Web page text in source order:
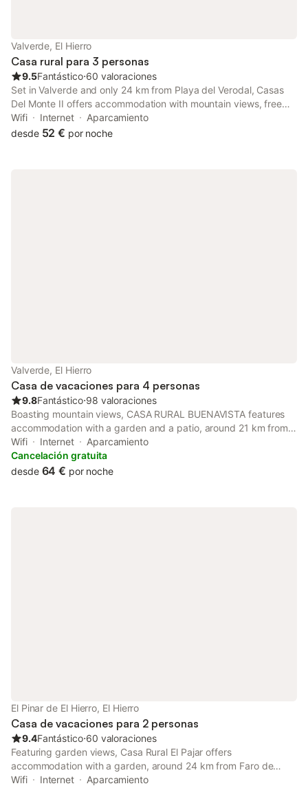
Valverde, El Hierro
Casa rural para 3 personas
9.5Fantástico⋅60 valoraciones
Set in Valverde and only 24 km from Playa del Verodal, Casas
Del Monte II offers accommodation with mountain views, free
WiFi and free private parking. With garden views, this
accommodation provides a balcony.
Wifi Internet
Aparcamiento
desde 52 € por noche
Valverde, El Hierro
Casa de vacaciones para 4 personas
9.8Fantástico⋅98 valoraciones
Boasting mountain views, CASA RURAL BUENAVISTA features
accommodation with a garden and a patio, around 21 km from
Playa del Verodal. The property has garden and inner courtyard
views, and is 23 km from Roque de la Bonanza.
Wifi Internet
Aparcamiento
Cancelación gratuita
desde 64 € por noche
El Pinar de El Hierro, El Hierro
Casa de vacaciones para 2 personas
9.4Fantástico⋅60 valoraciones
Featuring garden views, Casa Rural El Pajar offers
accommodation with a garden, around 24 km from Faro de
Orchilla.
Wifi Internet
Aparcamiento